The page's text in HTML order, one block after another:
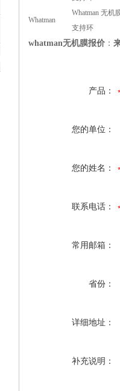
Whatman
Whatman 无机
支持环
whatman无机膜报价 ：
产品：
您的单位：
您的姓名：
联系电话：
常用邮箱：
省份：
详细地址：
补充说明：